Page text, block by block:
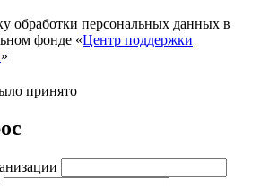
обработки персональных данных в
фонде «Центр поддержки
»
принято